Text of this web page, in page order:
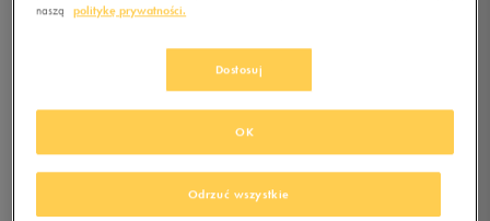
+ 1000 PKT WKLUBIE 50 STYLE
naszą
politykę prywatności.
Dostosuj
Odrzuć wszystkie
OK